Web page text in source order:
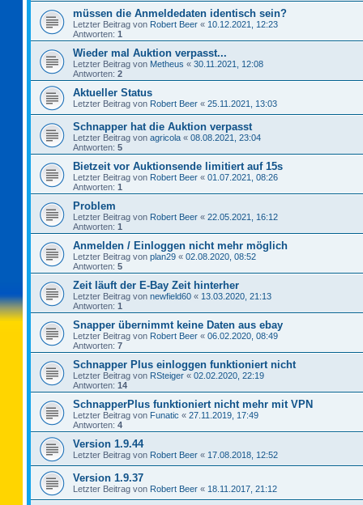
müssen die Anmeldedaten identisch sein?
Letzter Beitrag von Robert Beer « 10.12.2021, 12:23
Antworten: 1
Wieder mal Auktion verpasst...
Letzter Beitrag von Metheus « 30.11.2021, 12:08
Antworten: 2
Aktueller Status
Letzter Beitrag von Robert Beer « 25.11.2021, 13:03
Schnapper hat die Auktion verpasst
Letzter Beitrag von agricola « 08.08.2021, 23:04
Antworten: 5
Bietzeit vor Auktionsende limitiert auf 15s
Letzter Beitrag von Robert Beer « 01.07.2021, 08:26
Antworten: 1
Problem
Letzter Beitrag von Robert Beer « 22.05.2021, 16:12
Antworten: 1
Anmelden / Einloggen nicht mehr möglich
Letzter Beitrag von plan29 « 02.08.2020, 08:52
Antworten: 5
Zeit läuft der E-Bay Zeit hinterher
Letzter Beitrag von newfield60 « 13.03.2020, 21:13
Antworten: 1
Snapper übernimmt keine Daten aus ebay
Letzter Beitrag von Robert Beer « 06.02.2020, 08:49
Antworten: 7
Schnapper Plus einloggen funktioniert nicht
Letzter Beitrag von RSteiger « 02.02.2020, 22:19
Antworten: 14
SchnapperPlus funktioniert nicht mehr mit VPN
Letzter Beitrag von Funatic « 27.11.2019, 17:49
Antworten: 4
Version 1.9.44
Letzter Beitrag von Robert Beer « 17.08.2018, 12:52
Version 1.9.37
Letzter Beitrag von Robert Beer « 18.11.2017, 21:12